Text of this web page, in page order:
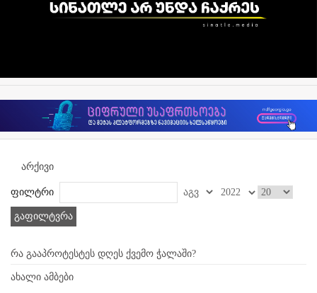
არქივი
ფილტრი
გაფილტვრა
რა გააპროტესტეს დღეს ქვემო ჭალაში?
ახალი ამბები